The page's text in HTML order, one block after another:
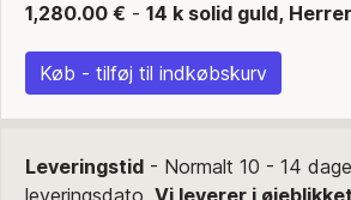
1,280.00 € - 14 k solid guld,
Køb - tilføj til indkøbskurv
Leveringstid - Normalt 10 - 14